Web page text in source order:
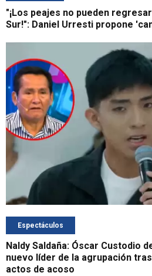
"¡Los peajes no pueden
Sur!": Daniel Urresti propone
Espectáculos
Naldy Saldaña: Óscar Custodio
nuevo líder de la agrupación
actos de acoso